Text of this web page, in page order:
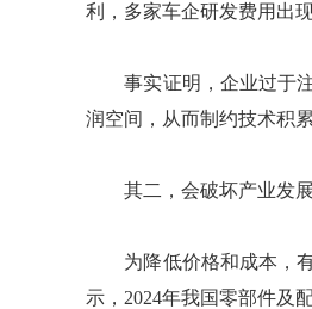
利，多家车企研发费用出现
事实证明，企业过于注
润空间，从而制约技术积
其二，会破坏产业发展
为降低价格和成本，有
示，2024年我国零部件及